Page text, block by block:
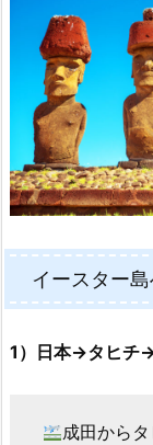
イースター
1）日本→タヒチ
成田から